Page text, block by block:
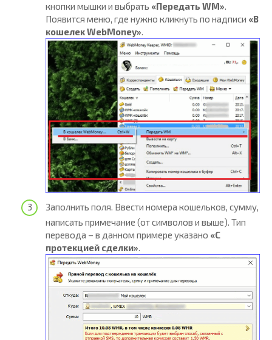
кнопки мышки и выбрать «Передать WM».
Появится меню, где нужно кликнуть по надписи «В
кошелек WebMoney».
Заполнить поля. Ввести номера кошельков, сумму,
написать примечание (от символов и выше). Тип
перевода – в данном примере указано «С
протекцией сделки».